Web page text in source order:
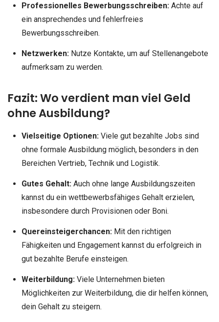
Professionelles Bewerbungsschreiben:Achte auf
ein ansprechendes und fehlerfreies
Bewerbungsschreiben.
Netzwerken:Nutze Kontakte, um auf Stellenangebote
aufmerksam zu werden.
Fazit: Wo verdient man viel Geld
ohne Ausbildung?
Vielseitige Optionen:Viele gut bezahlte Jobs sind
ohne formale Ausbildung möglich, besonders in den
Bereichen Vertrieb, Technik und Logistik.
Gutes Gehalt:Auch ohne lange Ausbildungszeiten
kannst du ein wettbewerbsfähiges Gehalt erzielen,
insbesondere durch Provisionen oder Boni.
Quereinsteigerchancen:Mit den richtigen
Fähigkeiten und Engagement kannst du erfolgreich in
gut bezahlte Berufe einsteigen.
Weiterbildung:Viele Unternehmen bieten
Möglichkeiten zur Weiterbildung, die dir helfen können,
dein Gehalt zu steigern.